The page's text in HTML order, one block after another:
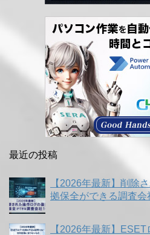
最近の投稿
【2026年最新】削除
拠保全ができる調査会
【2026年最新】